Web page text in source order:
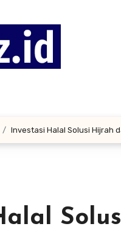
Investasi Halal Solusi Hijrah